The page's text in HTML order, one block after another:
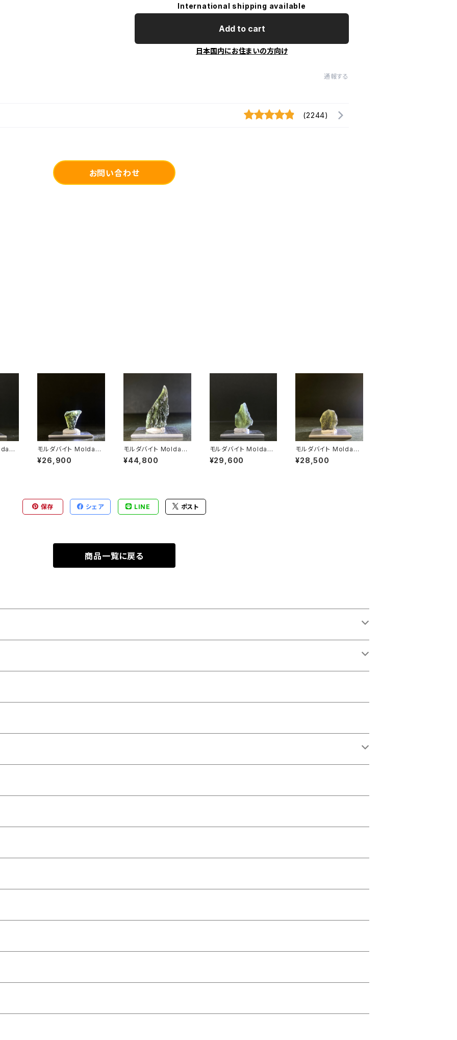
International shipping available
Add to cart
日本国内にお住まいの方向け
通報する
(2244)
お問い合わせ
モルダバイト Moldavit
e 26070308
¥26,900
モルダバイト Moldavit
e 24062805
¥44,800
モルダバイト Moldavit
e 25070901
¥29,600
モルダバイト Moldavit
e 25091804
¥28,500
保存 シェア LINE ポスト
商品一覧に戻る